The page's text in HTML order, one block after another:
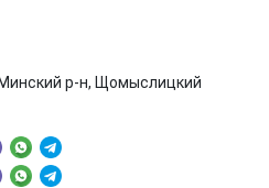
р-н, Щомыслицкий